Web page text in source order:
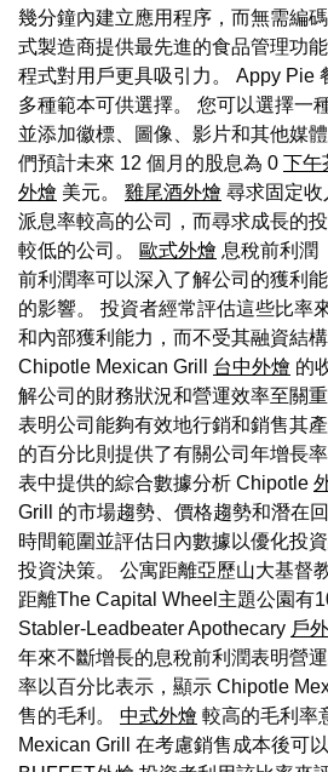
幾分鐘內建立應用程序，而無需編
式製造商提供最先進的食品管理功
程式對用戶更具吸引力。 Appy Pie
多種範本可供選擇。 您可以選擇一
並添加徽標、圖像、影片和其他媒
們預計未來 12 個月的股息為 0 下午
外燴 美元。 雞尾酒外燴 尋求固定
派息率較高的公司，而尋求成長的
較低的公司。
歐式外燴 息稅前利潤
前利潤率可以深入了解公司的獲利
的影響。 投資者經常評估這些比率
和內部獲利能力，而不受其融資結
Chipotle Mexican Grill 台中外燴 的
解公司的財務狀況和營運效率至關
表明公司能夠有效地行銷和銷售其
的百分比則提供了有關公司年增長
表中提供的綜合數據分析 Chipotle
Grill 的市場趨勢、價格趨勢和潛在
時間範圍並評估日內數據以優化投
投資決策。 公寓距離亞歷山大基督
距離The Capital Wheel主題公園有
Stabler-Leadbeater Apothecary 戶
年來不斷增長的息稅前利潤表明營
率以百分比表示，顯示 Chipotle
售的毛利。 中式外燴 較高的毛利率
Mexican Grill 在考慮銷售成本後可